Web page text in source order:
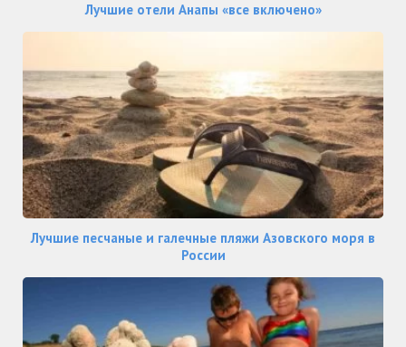
Лучшие отели Анапы «все включено»
Лучшие песчаные и галечные пляжи Азовского моря в
России